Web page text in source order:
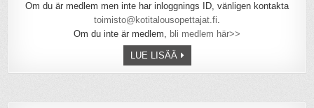
Om du är medlem men inte har inloggnings ID, vänligen kontakta
toimisto@kotitalousopettajat.fi.
Om du inte är medlem, bli medlem här>>
LUE LISÄÄ